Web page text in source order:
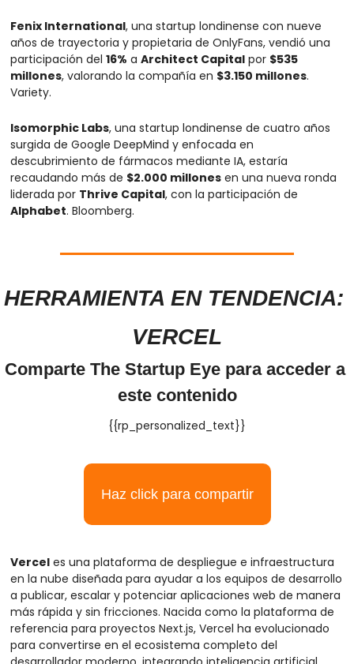
Fenix International, una startup londinense con nueve
años de trayectoria y propietaria de OnlyFans, vendió una
participación del 16% a Architect Capital por $535
millones, valorando la compañía en $3.150 millones.
Variety.
Isomorphic Labs, una startup londinense de cuatro años
surgida de Google DeepMind y enfocada en
descubrimiento de fármacos mediante IA, estaría
recaudando más de $2.000 millones en una nueva ronda
liderada por Thrive Capital
Alphabet. Bloomberg.
HERRAMIENTA EN TENDENCIA:
VERCEL
Comparte The Startup Eye para acceder a
este contenido
{{rp_personalized_text}}
Haz click para compartir
Vercel es una plataforma de despliegue e infraestructura
en la nube diseñada para ayudar a los equipos de desarrollo
a publicar, escalar y potenciar aplicaciones web de manera
más rápida y sin fricciones. Nacida como la plataforma de
referencia para proyectos Next.js, Vercel ha evolucionado
para convertirse en el ecosistema completo del